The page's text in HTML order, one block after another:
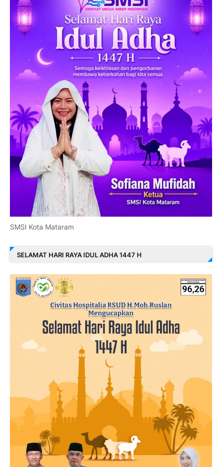
SMSI Kota Mataram
SELAMAT HARI RAYA IDUL ADHA 1447 H